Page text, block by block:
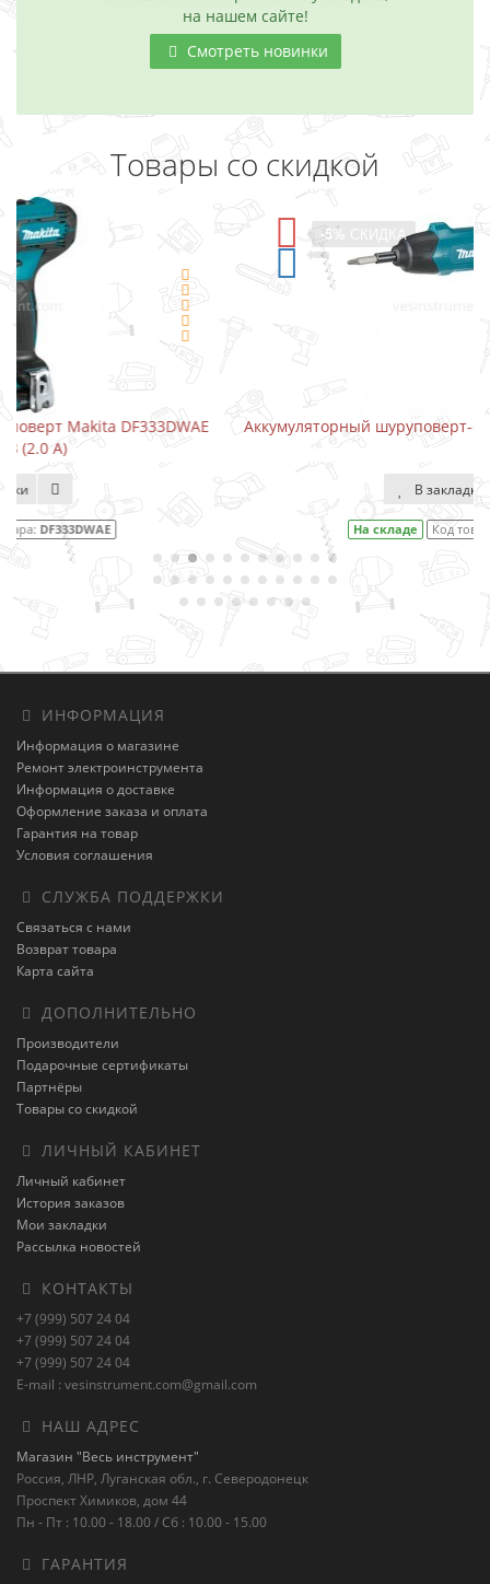
на нашем сайте!
Смотреть новинки
Товары со скидкой
-5% СКИДКА
Аккумуляторный шуруповерт-отвертка Makita DF001DW
В закладки
На складе DF001DW
ИНФОРМАЦИЯ
Информация о магазине
Ремонт электроинструмента
Информация о доставке
Оформление заказа и оплата
Гарантия на товар
Условия соглашения
СЛУЖБА ПОДДЕРЖКИ
Связаться с нами
Возврат товара
Карта сайта
ДОПОЛНИТЕЛЬНО
Производители
Подарочные сертификаты
Партнёры
Товары со скидкой
ЛИЧНЫЙ КАБИНЕТ
Личный кабинет
История заказов
Мои закладки
Рассылка новостей
КОНТАКТЫ
+7 (999) 507 24 04
+7 (999) 507 24 04
+7 (999) 507 24 04
E-mail : vesinstrument.com@gmail.com
НАШ АДРЕС
Магазин "Весь инструмент"
Россия, ЛНР, Луганская обл., г. Северодонецк
Проспект Химиков, дом 44
Пн - Пт : 10.00 - 18.00 / Сб : 10.00 - 15.00
ГАРАНТИЯ